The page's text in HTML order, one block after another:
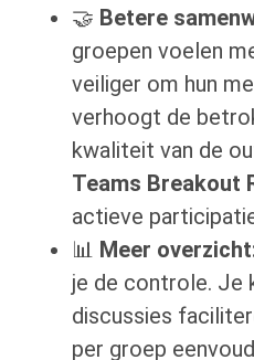
🤝 Betere
groepen voelen
veiliger om hun
verhoogt de
kwaliteit van de
Teams Breakout
actieve
📊 Meer
je de controle. Je
discussies
per groep